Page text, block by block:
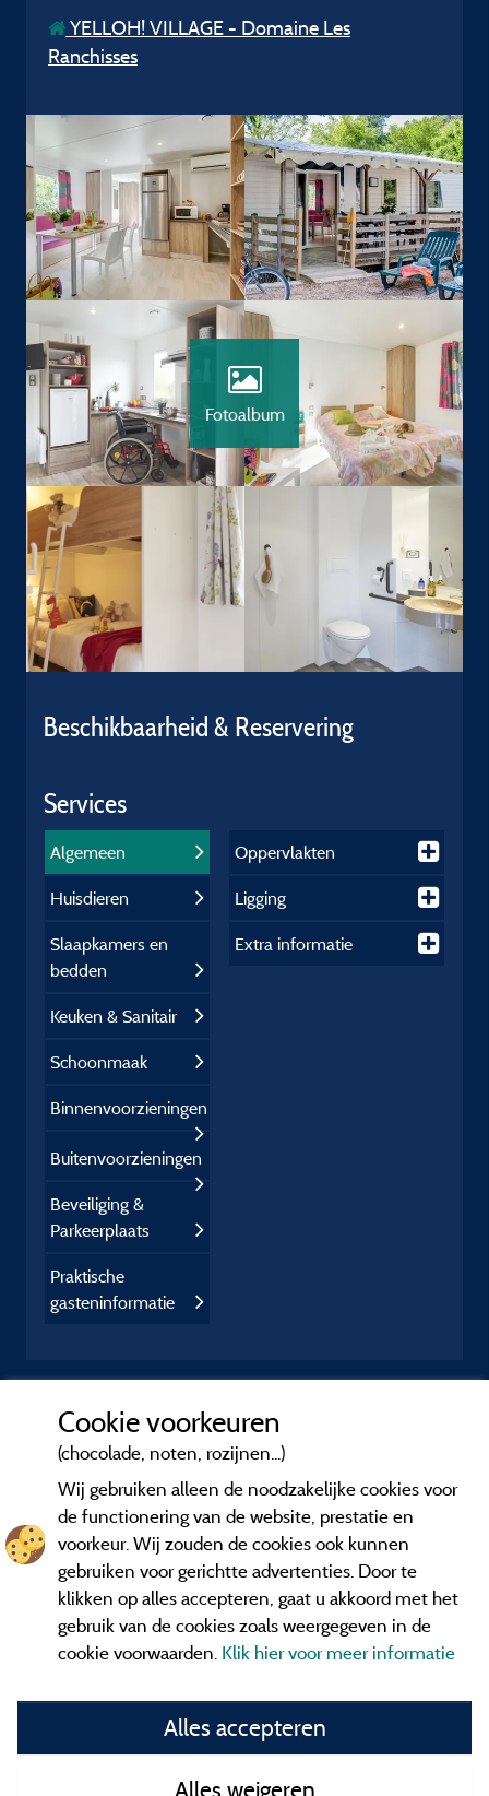
YELLOH! VILLAGE - Domaine Les
Ranchisses
Fotoalbum
Beschikbaarheid & Reservering
Services
Algemeen
Huisdieren
Slaapkamers en
bedden
Keuken & Sanitair
Schoonmaak
Binnenvoorzieningen
Buitenvoorzieningen
Beveiliging &
Parkeerplaats
Praktische
gasteninformatie
Oppervlakten
Ligging
Extra informatie
General terms of use
Contact gegevens
Cookie voorkeuren
(chocolade, noten, rozijnen...)
Wij gebruiken alleen de noodzakelijke cookies voor
de functionering van de website, prestatie en
voorkeur. Wij zouden de cookies ook kunnen
gebruiken voor gerichtte advertenties. Door te
klikken op alles accepteren, gaat u akkoord met het
gebruik van de cookies zoals weergegeven in de
cookie voorwaarden. Klik hier voor meer informatie
Alles accepteren
Alles weigeren